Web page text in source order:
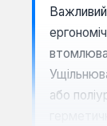
або